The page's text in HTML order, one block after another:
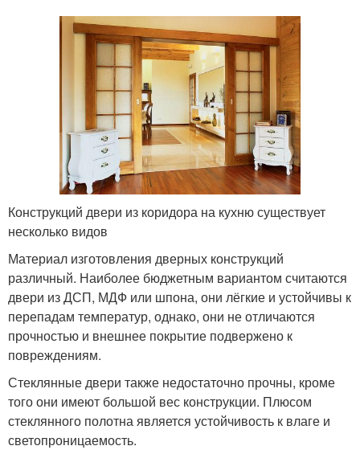
Конструкций двери из коридора на кухню существует
несколько видов
Материал изготовления дверных конструкций
различный. Наиболее бюджетным вариантом считаются
двери из ДСП, МДФ или шпона, они лёгкие и устойчивы к
перепадам температур, однако, они не отличаются
прочностью и внешнее покрытие подвержено к
повреждениям.
Стеклянные двери также недостаточно прочны, кроме
того они имеют большой вес конструкции. Плюсом
стеклянного полотна является устойчивость к влаге и
светопроницаемость.